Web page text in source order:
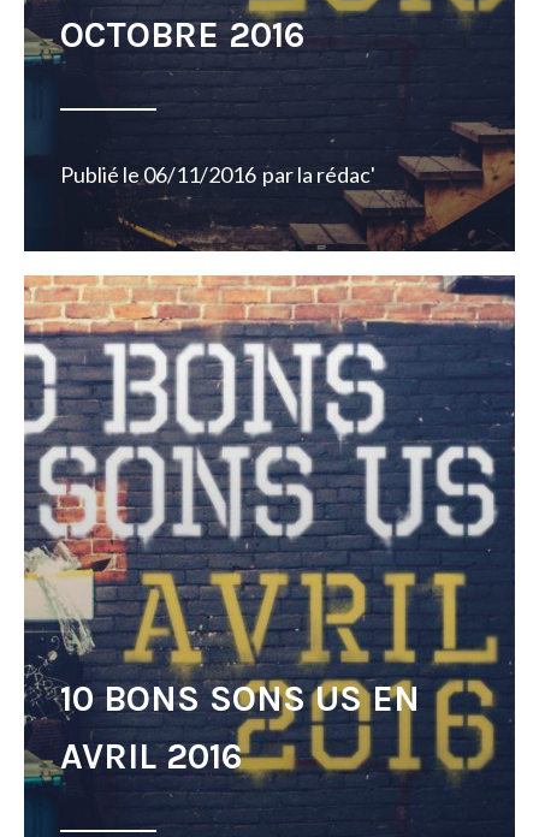
OCTOBRE 2016
Publié le06/11/2016 parla rédac'
10 BONS SONS US EN
AVRIL 2016